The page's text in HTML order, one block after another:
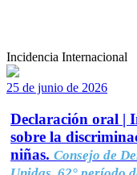
Incidencia Internacional
25 de junio de 2026
Declaración oral |
sobre la
niñas. Consejo de